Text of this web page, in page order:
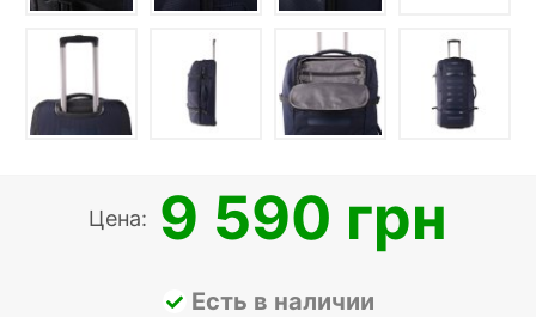
Цена: 9 590 грн
Есть в наличии